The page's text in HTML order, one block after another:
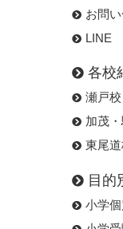
お問
LINE
各校
瀬戸校
加茂
東尾
目的
小学